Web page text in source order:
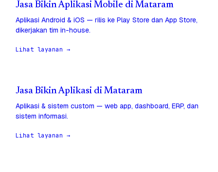
Jasa Bikin Aplikasi Mobile di Mataram
Aplikasi Android & iOS — rilis ke Play Store dan App Store,
dikerjakan tim in-house.
Lihat layanan →
Jasa Bikin Aplikasi di Mataram
Aplikasi & sistem custom — web app, dashboard, ERP, dan
sistem informasi.
Lihat layanan →